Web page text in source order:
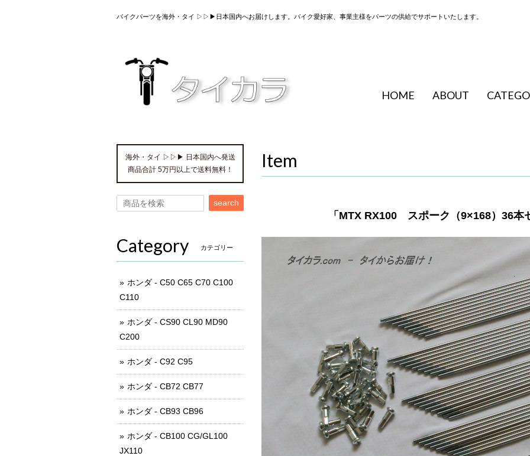
バイクパーツを海外・タイ ▷▷▶日本国内へお届けします。バイク愛好家、事業主様をパーツの供給でサポートいたします。
HOME ABOUT
Item
「MTX RX100 スポーク（9×168）36
海外・タイ ▷▷▶ 日本国内へ発送
商品合計 5万円以上で送料無料！
search
Category カテゴリー
ホンダ - C50 C65 C70 C100
C110
ホンダ - CS90 CL90 MD90
C200
ホンダ - C92 C95
ホンダ - CB72 CB77
ホンダ - CB93 CB96
ホンダ - CB100 CG/GL100
JX110